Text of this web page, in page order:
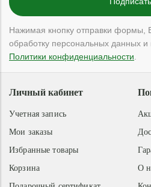
Нажимая кнопку отправки формы,
обработку персональных данных
Политики конфиденциальности
О
Личный кабинет
Учетная запись
Мои заказы
Избранные товары
Корзина